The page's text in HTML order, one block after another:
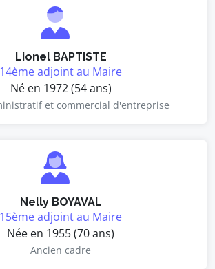
Lionel BAPTISTE
14ème adjoint au Maire
Né en 1972 (54 ans)
et commercial d'entreprise
Nelly BOYAVAL
15ème adjoint au Maire
Née en 1955 (70 ans)
Ancien cadre